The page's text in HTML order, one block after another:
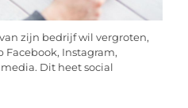
zijn bedrijf wil vergroten,
Facebook, Instagram,
Dit heet social